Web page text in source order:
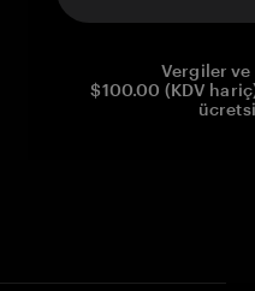
Vergiler
$100.00 (KDV